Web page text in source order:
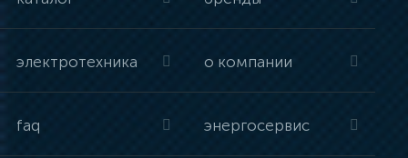
электротехника о компании
faq энергосервис